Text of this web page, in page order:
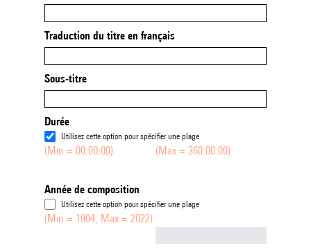
Traduction du titre en français
Sous-titre
Durée
Utilisez cette option pour spécifier une plage
(Min = 00:00:00) (Max = 360:00:00)
Année de composition
Utilisez cette option pour spécifier une plage
(Min = 1904, Max = 2022)